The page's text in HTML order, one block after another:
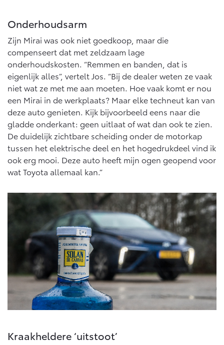
Onderhoudsarm
Zijn Mirai was ook niet goedkoop, maar die
compenseert dat met zeldzaam lage
onderhoudskosten. “Remmen en banden, dat is
eigenlijk alles”, vertelt Jos. “Bij de dealer weten ze vaak
niet wat ze met me aan moeten. Hoe vaak komt er nou
een Mirai in de werkplaats? Maar elke techneut kan van
deze auto genieten. Kijk bijvoorbeeld eens naar die
gladde onderkant: geen uitlaat of wat dan ook te zien.
De duidelijk zichtbare scheiding onder de motorkap
tussen het elektrische deel en het hogedrukdeel vind ik
ook erg mooi. Deze auto heeft mijn ogen geopend voor
wat Toyota allemaal kan.”
Kraakheldere ‘uitstoot’